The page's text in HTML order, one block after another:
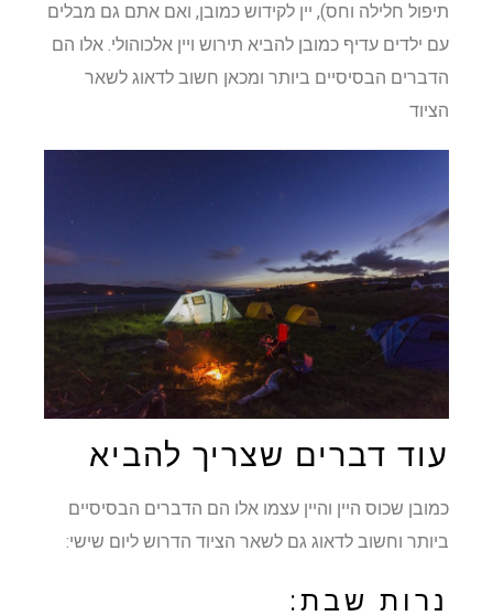
תיפול חלילה וחס), יין לקידוש כמובן, ואם אתם גם מבלים
עם ילדים עדיף כמובן להביא תירוש ויין אלכוהולי. אלו הם
הדברים הבסיסיים ביותר ומכאן חשוב לדאוג לשאר
הציוד
עוד דברים שצריך להביא
כמובן שכוס היין והיין עצמו אלו הם הדברים הבסיסיים
ביותר וחשוב לדאוג גם לשאר הציוד הדרוש ליום שישי:
נרות שבת: